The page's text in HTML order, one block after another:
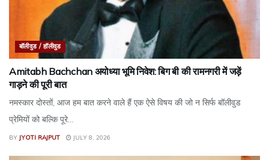
बॉलीवुड / हॉलीवुड
Amitabh Bachchan अयोध्या भूमि निवेश: बिग बी की रामनगरी में जड़ें
गाड़ने की पूरी बात
नमस्कार दोस्तों, आज हम बात करने वाले हैं एक ऐसे विषय की जो न सिर्फ बॉलीवुड
प्रेमियों को बल्कि पूरे...
BY JYOTI RAJPUT JULY 8, 2026